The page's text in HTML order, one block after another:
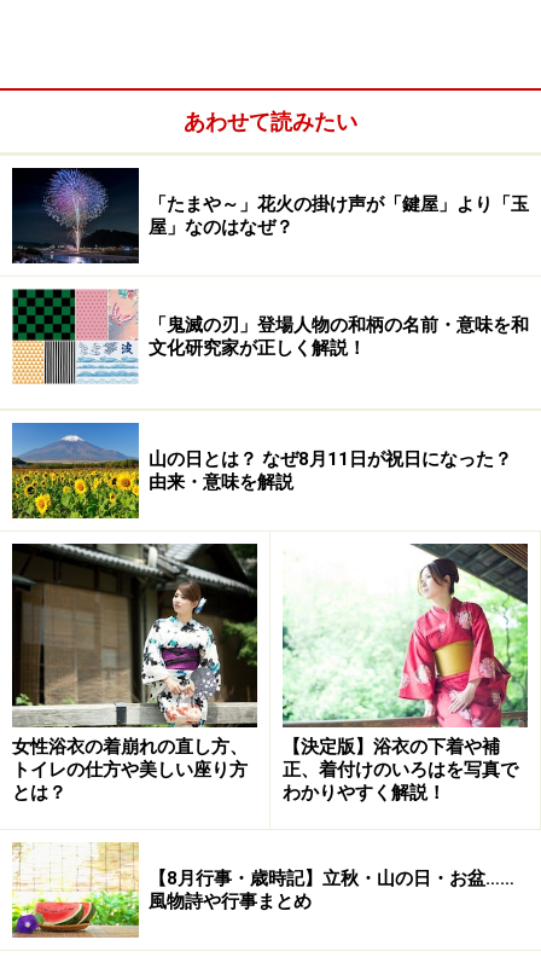
しめ飾りを外す日時は？
しめ飾りは松の内の最後「1月7日」に外すのが基本です
（地域によっては1月15日まで）。外す日時にはいくつ
かのパターンがあります。
1月6日の夜……日が落ちたら日付が変わるという昔の
名残で、7日になったから外すという考え方。
1月7日の朝……江戸時代、防火のために「松飾りは7
日の朝取り外すように」というお触れが出たことか
ら。
1月7日の夜……日が落ちたら日付が変わるという昔の
名残で、8日になったから外すという考え方。ま
た、もう7日の夜になったからそろそろ外しておこ
うという考え。
1月8日の0時～早朝……7日いっぱいは飾っておくとい
う考え方。
地域や家の習わしに合わせるか、1月7日の都合のよい時
しめ飾りの処分方法は？
あわせて読みたい
「たまや～」花火の掛け声が「鍵屋」より「玉
屋」なのはなぜ？
「鬼滅の刃」登場人物の和柄の名前・意味を和
文化研究家が正しく解説！
山の日とは？ なぜ8月11日が祝日になった？
由来・意味を解説
女性浴衣の着崩れの直し方、
トイレの仕方や美しい座り方
とは？
【決定版】浴衣の下着や補
正、着付けのいろはを写真で
わかりやすく解説！
【8月行事・歳時記】立秋・山の日・お盆……
風物詩や行事まとめ